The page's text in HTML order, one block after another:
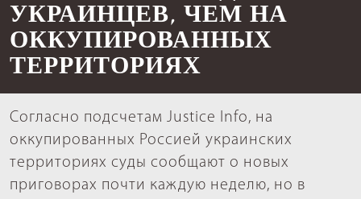
УКРАИНЦЕВ, ЧЕМ НА
ОККУПИРОВАННЫХ
ТЕРРИТОРИЯХ
Согласно подсчетам Justice Info, на
оккупированных Россией украинских
территориях суды сообщают о новых
приговорах почти каждую неделю, но в